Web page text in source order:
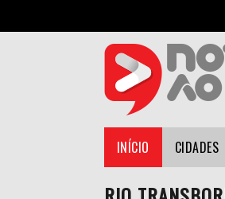
INÍCIO CIDADES